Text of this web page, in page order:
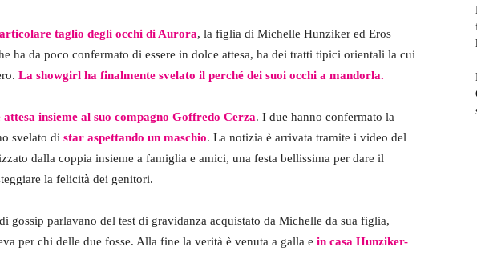
taglio degli occhi di Aurora, la figlia di Michelle Hunziker ed Eros
ha da poco confermato di essere in dolce attesa, ha dei tratti tipici orientali la cui
La showgirl ha finalmente svelato il perché dei suoi occhi a mandorla.
insieme al suo compagno Goffredo Cerza. I due hanno confermato la
svelato di star aspettando un maschio. La notizia è arrivata tramite i video del
dalla coppia insieme a famiglia e amici, una festa bellissima per dare il
la felicità dei genitori.
gossip parlavano del test di gravidanza acquistato da Michelle da sua figlia,
per chi delle due fosse. Alla fine la verità è venuta a galla e in casa Hunziker-